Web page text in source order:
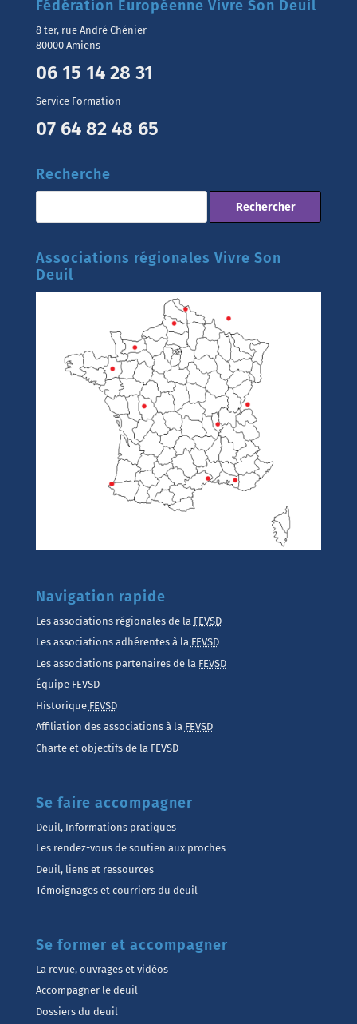
Fédération Européenne Vivre Son Deuil
8 ter, rue André Chénier
80000 Amiens
06 15 14 28 31
Service Formation
07 64 82 48 65
Recherche
Associations régionales Vivre Son
Deuil
Navigation rapide
Les associations régionales de la FEVSD
Les associations adhérentes à la FEVSD
Les associations partenaires de la FEVSD
Équipe FEVSD
Historique FEVSD
Affiliation des associations à la FEVSD
Charte et objectifs de la FEVSD
Se faire accompagner
Deuil, Informations pratiques
Les rendez-vous de soutien aux proches
Deuil, liens et ressources
Témoignages et courriers du deuil
Se former et accompagner
La revue, ouvrages et vidéos
Accompagner le deuil
Dossiers du deuil